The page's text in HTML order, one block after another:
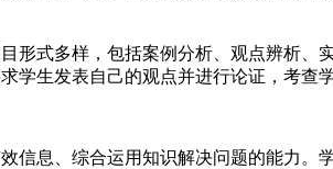
式多样，包括案例分析、观点辨析、
生发表自己的观点并进行论证，考查
息、综合运用知识解决问题的能力。